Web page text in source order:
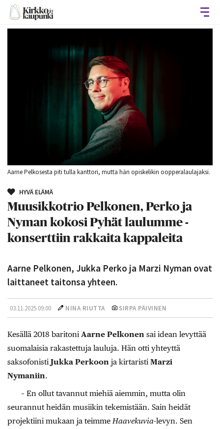
Aarne Pelkosesta piti tulla kanttori, mutta hän opiskelikin oopperalaulajaksi.
HYVÄ ELÄMÄ
Muusikkotrio Pelkonen, Perko ja
Nyman kokosi Pyhät laulumme -
konserttiin rakkaita kappaleita
Aarne Pelkonen, Jukka Perko ja Marzi Nyman ovat
laittaneet taitonsa yhteen.
03.11.2025 09:00 NINA RIUTTA SIRPA PÄIVINEN
Kesällä 2018 baritoni Aarne Pelkonen sai idean levyttää
suomalaisia rakastettuja lauluja. Hän otti yhteyttä
saksofonisti Jukka Perkoon ja kirtaristi Marzi
Nymaniin.
– En ollut tavannut miehiä aiemmin, mutta olin
seurannut heidän musiikin tekemistään. Sain heidät
projektiini mukaan ja teimme Haavekuvia-levyn. Sen